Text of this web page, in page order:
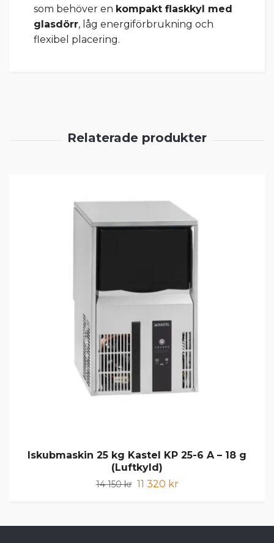
som behöver en kompakt flaskkyl med
glasdörr, låg energiförbrukning och
flexibel placering.
Iskubmaskin 25 kg Kastel KP 25-6 A – 18 g
(Luftkyld)
14 150 kr 11 320 kr